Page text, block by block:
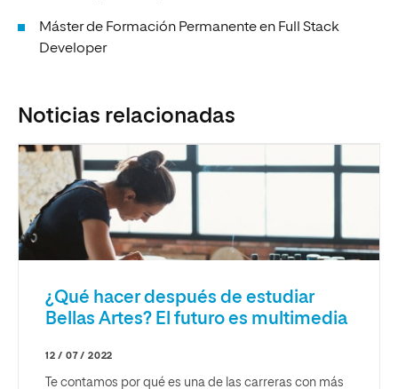
Máster de Formación Permanente en Full Stack
Developer
Noticias relacionadas
¿Qué hacer después de estudiar
Bellas Artes? El futuro es multimedia
12 / 07 / 2022
Te contamos por qué es una de las carreras con más